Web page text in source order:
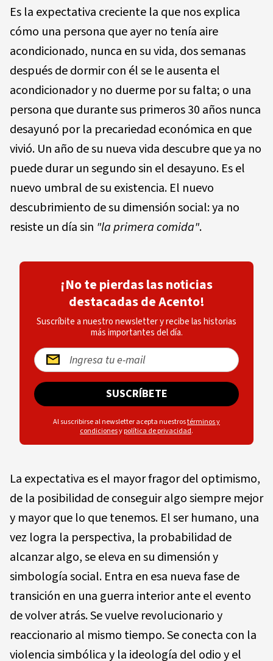
Es la expectativa creciente la que nos explica
cómo una persona que ayer no tenía aire
acondicionado, nunca en su vida, dos semanas
después de dormir con él se le ausenta el
acondicionador y no duerme por su falta; o una
persona que durante sus primeros 30 años nunca
desayunó por la precariedad económica en que
vivió. Un año de su nueva vida descubre que ya no
puede durar un segundo sin el desayuno. Es el
nuevo umbral de su existencia. El nuevo
descubrimiento de su dimensión social: ya no
resiste un día sin "la primera comida".
¡No te pierdas las noticias
destacadas de Acento!
Suscríbite a nuestro newsletter y recibe las historias
más importantes del día.
SUSCRÍBETE
Al suscribirse al newsletter acepta nuestrostérminos y
condicionesypolítica de privacidad.
La expectativa es el mayor fragor del optimismo,
de la posibilidad de conseguir algo siempre mejor
y mayor que lo que tenemos. El ser humano, una
vez logra la perspectiva, la probabilidad de
alcanzar algo, se eleva en su dimensión y
simbología social. Entra en esa nueva fase de
transición en una guerra interior ante el evento
de volver atrás. Se vuelve revolucionario y
reaccionario al mismo tiempo. Se conecta con la
violencia simbólica y la ideología del odio y el